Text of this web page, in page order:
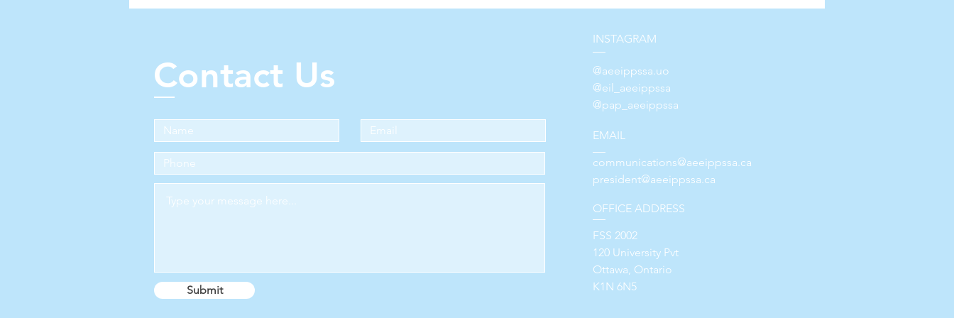
Contact Us
Submit
INSTAGRAM
@aeeippssa.uo
@eil_aeeippssa
@pap_aeeippssa
EMAIL
communications@aeeippssa.ca
president@aeeippssa.ca
OFFICE ADDRESS
FSS 2002
120 University Pvt
Ottawa, Ontario
K1N 6N5